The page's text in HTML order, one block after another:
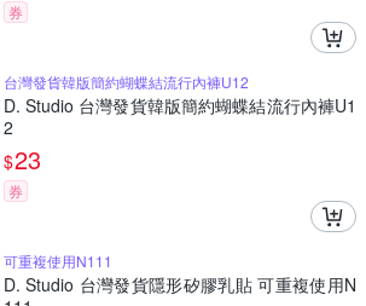
券
台灣發貨韓版簡約蝴蝶結流行內褲U12
D. Studio 台灣發貨韓版簡約蝴蝶結流行內褲U1
2
$23
券
可重複使用N111
D. Studio 台灣發貨隱形矽膠乳貼 可重複使用N